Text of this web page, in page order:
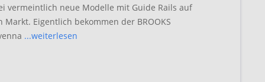
vermeintlich neue Modelle mit Guide Rails auf
Markt. Eigentlich bekommen der BROOKS
...weiterlesen